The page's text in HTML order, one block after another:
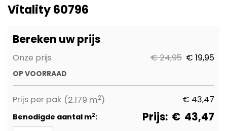
naar
het
van
de
afbeeldingen-
gallerij
Vitality 60796
Bereken uw prijs
Onze prijs € 24,95 € 19,95
OP VOORRAAD
Prijs per pak (2.179 m2) € 43,47
Benodigde aantal m2: Prijs: € 43,47